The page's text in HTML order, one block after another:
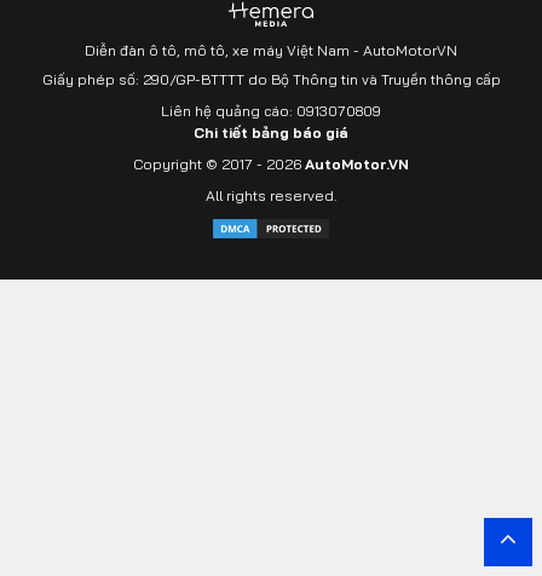
Diễn đàn ô tô, mô tô, xe máy Việt Nam - AutoMotorVN
Giấy phép số: 290/GP-BTTTT do Bộ Thông tin và Truyền thông cấp
Liên hệ quảng cáo: 0913070809
Chi tiết bảng báo giá
Copyright © 2017 - 2026 AutoMotor.VN
All rights reserved.